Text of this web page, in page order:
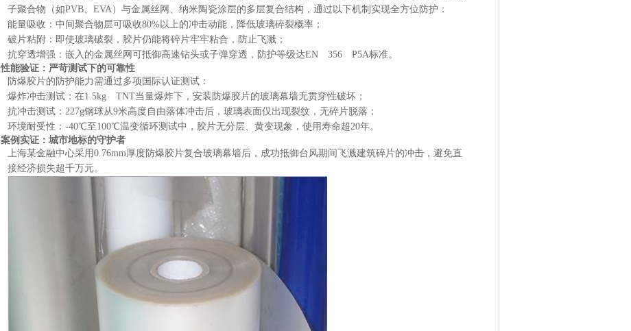
子聚合物（如PVB、EVA）与金属丝网、纳米陶瓷涂层的多层复合结构，通过以下机制实现全方位防护：
能量吸收 ：中间聚合物层可吸收80%以上的冲击动能，降低玻璃碎裂概率；
破片粘附 ：即使玻璃破裂，胶片仍能将碎片牢牢粘合，防止飞溅；
抗穿透增强 ：嵌入的金属丝网可抵御高速钻头或子弹穿透，防护等级达EN 356 P5A标准。
性能验证：严苛测试下的可靠性
防爆胶片的防护能力需通过多项国际认证测试：
爆炸冲击测试 ：在1.5kg TNT当量爆炸下，安装防爆胶片的玻璃幕墙无贯穿性破坏；
抗冲击测试 ：227g钢球从9米高度自由落体冲击后，玻璃表面仅出现裂纹，无碎片脱落；
环境耐受性 ：-40℃至100℃温变循环测试中，胶片无分层、黄变现象，使用寿命超20年。
案例实证：城市地标的守护者
上海某金融中心采用0.76mm厚度防爆胶片复合玻璃幕墙后，成功抵御台风期间飞溅建筑碎片的冲击，避免直
接经济损失超千万元。